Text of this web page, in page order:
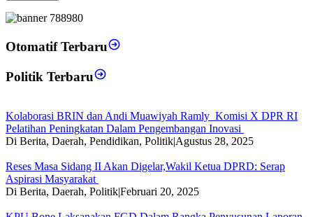
Otomatif Terbaru
Politik Terbaru
Kolaborasi BRIN dan Andi Muawiyah Ramly Komisi X DPR RI
Pelatihan Peningkatan Dalam Pengembangan Inovasi
Di Berita, Daerah, Pendidikan, Politik|Agustus 28, 2025
Reses Masa Sidang II Akan Digelar,Wakil Ketua DPRD: Serap
Aspirasi Masyarakat
Di Berita, Daerah, Politik|Februari 20, 2025